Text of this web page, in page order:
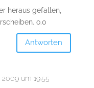
heraus gefallen,
o.0
Antworten
um 19:55